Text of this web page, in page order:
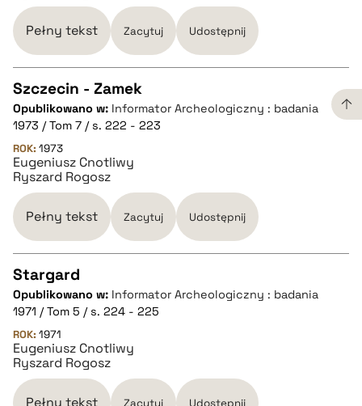
BIBTEX
Pełny tekst Zacytuj Udostępnij
CZYSTY TEKST
pobierz cytat
BIBTEX
Szczecin - Zamek
Opublikowano w: Informator Archeologiczny : badania
1973 / Tom 7 / s. 222 - 223
ROK: 1973
Eugeniusz Cnotliwy
Ryszard Rogosz
Pełny tekst Zacytuj Udostępnij
CZYSTY TEKST
pobierz cytat
BIBTEX
Stargard
Opublikowano w: Informator Archeologiczny : badania
1971 / Tom 5 / s. 224 - 225
ROK: 1971
Eugeniusz Cnotliwy
Ryszard Rogosz
Pełny tekst Zacytuj Udostępnij